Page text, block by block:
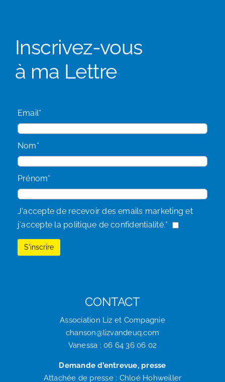
Inscrivez-vous
à ma Lettre
Email*
Nom*
Prénom*
J'accepte de recevoir des emails marketing et
j'accepte la politique de confidentialité.*
CONTACT
Association Liz et Compagnie
chanson@lizvandeuq.com
Vanessa : 06 64 36 06 02
Demande d’entrevue, presse
Attachée de presse : Chloé Hohweiller